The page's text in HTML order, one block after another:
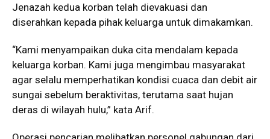
Jenazah kedua korban telah dievakuasi dan
diserahkan kepada pihak keluarga untuk dimakamkan.
“Kami menyampaikan duka cita mendalam kepada
keluarga korban. Kami juga mengimbau masyarakat
agar selalu memperhatikan kondisi cuaca dan debit air
sungai sebelum beraktivitas, terutama saat hujan
deras di wilayah hulu,” kata Arif.